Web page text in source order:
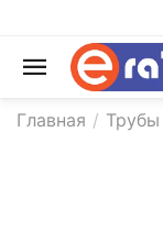
Главная /